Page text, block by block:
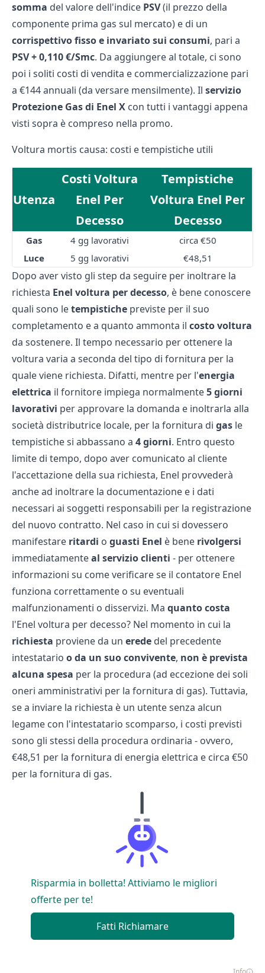
somma del valore dell'indice PSV(il prezzo della
componente prima gas sul mercato) e di un
corrispettivo fisso e invariato sui consumi, pari a
PSV + 0,110 €/Smc. Da aggiungere al totale, ci sono
poi i soliti costi di vendita e commercializzazione pari
a €144 annuali (da versare mensilmente). Il servizio
Protezione Gas di Enel X con tutti i vantaggi appena
visti sopra è compreso nella promo.
Voltura mortis causa: costi e tempistiche utili
Utenza
Costi Voltura
Enel Per
Decesso
Tempistiche
Voltura Enel Per
Decesso
Gas 4 gg lavorativi
circa €50
Luce
5 gg lavorativi €48,51
Dopo aver visto gli step da seguire per inoltrare la
richiesta Enel voltura perdecesso, è bene conoscere
quali sono letempistiche previste per il suo
completamento e a quanto ammonta il costo voltura
da sostenere. Il tempo necessario per ottenere la
voltura varia a seconda del tipo di fornitura per la
quale viene richiesta. Difatti, mentre per l'energia
elettrica il fornitore impiega normalmente5 giorni
lavorativi per approvare la domanda e inoltrarla alla
società distributrice locale, per la fornitura di gas le
tempistiche si abbassano a 4 giorni. Entro questo
limite di tempo, dopo aver comunicato al cliente
l'accettazione della sua richiesta, Enel provvederà
anche ad inoltrare la documentazione e i dati
necessari ai soggetti responsabili per la registrazione
del nuovo contratto. Nel caso in cui si dovessero
manifestare ritardi o guasti Enel è bene rivolgersi
immediatamenteal servizio clienti - per ottenere
informazioni su come verificare se il contatore Enel
funziona correttamente o su eventuali
malfunzionamenti o disservizi. Ma quanto costa
l'Enel voltura per decesso? Nel momento in cui la
richiesta proviene da un erede del precedente
intestatario o da un suo convivente, non è prevista
alcuna spesa per la procedura (ad eccezione dei soli
oneri amministrativi per la fornitura di gas). Tuttavia,
se a inviare la richiesta è un utente senza alcun
legame con l'intestatario scomparso, i costi previsti
sono gli stessi della procedura ordinaria - ovvero,
€48,51 per la fornitura di energia elettrica e circa €50
per la fornitura di gas.
Risparmia in bolletta! Attiviamo le migliori
offerte per te!
Fatti Richiamare